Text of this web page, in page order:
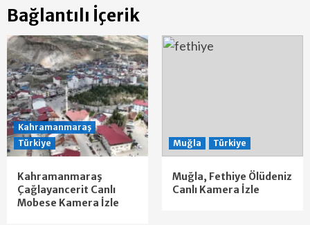
Bağlantılı İçerik
Kahramanmaraş
Türkiye
Kahramanmaraş
Çağlayancerit Canlı
Mobese Kamera İzle
Muğla Türkiye
Muğla, Fethiye Ölüdeniz
Canlı Kamera İzle